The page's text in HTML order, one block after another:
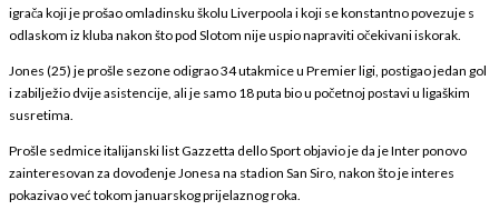
igrača koji je prošao omladinsku školu Liverpoola i koji se konstantno povezuje s
odlaskom iz kluba nakon što pod Slotom nije uspio napraviti očekivani iskorak.
Jones (25) je prošle sezone odigrao 34 utakmice u Premier ligi, postigao jedan gol
i zabilježio dvije asistencije, ali je samo 18 puta bio u početnoj postavi u ligaškim
susretima.
Prošle sedmice italijanski list Gazzetta dello Sport objavio je da je Inter ponovo
zainteresovan za dovođenje Jonesa na stadion San Siro, nakon što je interes
pokazivao već tokom januarskog prijelaznog roka.